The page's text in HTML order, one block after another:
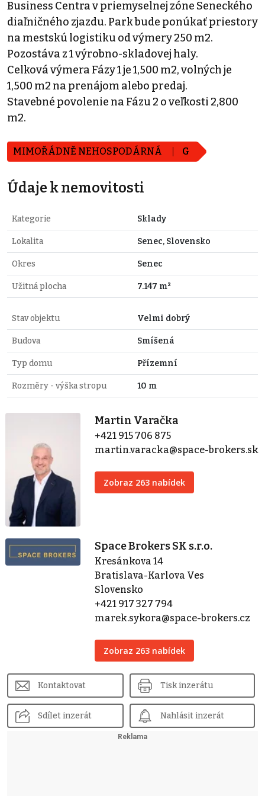
Business Centra v priemyselnej zóne Seneckého
diaľničného zjazdu. Park bude ponúkať priestory
na mestskú logistiku od výmery 250 m2.
Pozostáva z 1 výrobno-skladovej haly.
Celková výmera Fázy 1 je 1,500 m2, volných je
1,500 m2 na prenájom alebo predaj.
Stavebné povolenie na Fázu 2 o veľkosti 2,800
m2.
MIMOŘÁDNĚ NEHOSPODÁRNÁ G
Údaje k nemovitosti
Kategorie Sklady
Lokalita Senec, Slovensko
Okres Senec
Užitná plocha 7.147 m²
Stav objektu Velmi dobrý
Budova Smíšená
Typ domu Přízemní
Rozměry - výška stropu 10 m
Martin Varačka
+421 915 706 875
martin.varacka@space-brokers.sk
Zobraz 263 nabídek
Space Brokers SK s.r.o.
Kresánkova 14
Bratislava-Karlova Ves
Slovensko
+421 917 327 794
marek.sykora@space-brokers.cz
Zobraz 263 nabídek
Kontaktovat Tisk inzerátu
Sdílet inzerát Nahlásit inzerát